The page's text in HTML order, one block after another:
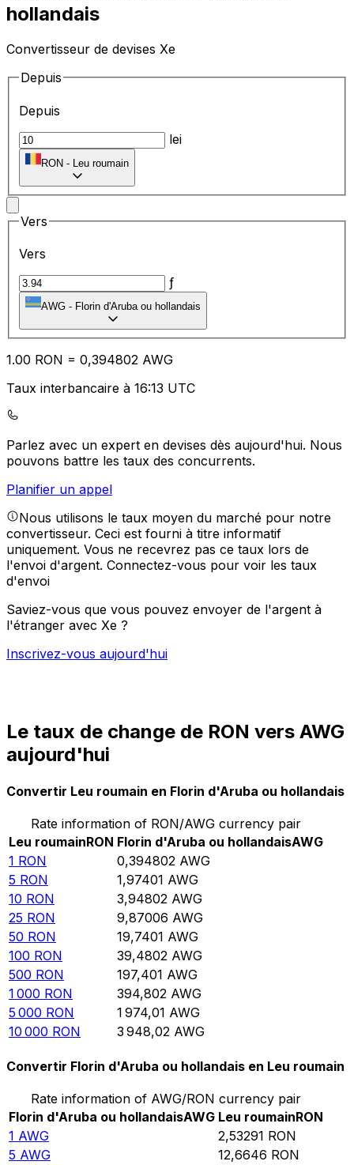
hollandais
Convertisseur de devises Xe
Depuis
Depuis
lei
RON - Leu roumain
Vers
Vers
ƒ
AWG - Florin d'Aruba ou hollandais
1.00 RON = 0,394802 AWG
Taux interbancaire à 16:13 UTC
Parlez avec un expert en devises dès aujourd'hui. Nous
pouvons battre les taux des concurrents.
Planifier un appel
Nous utilisons le taux moyen du marché pour notre
convertisseur. Ceci est fourni à titre informatif
uniquement. Vous ne recevrez pas ce taux lors de
l'envoi d'argent. Connectez-vous pour voir les taux
d'envoi
Saviez-vous que vous pouvez envoyer de l'argent à
l'étranger avec Xe ?
Inscrivez-vous aujourd'hui
Le taux de change de RON vers AWG
aujourd'hui
Convertir Leu roumain en Florin d'Aruba ou hollandais
Rate information of RON/AWG currency pair
Leu roumainRON Florin d'Aruba ou hollandaisAWG
1 RON 0,394802 AWG
5 RON 1,97401 AWG
10 RON 3,94802 AWG
25 RON 9,87006 AWG
50 RON 19,7401 AWG
100 RON 39,4802 AWG
500 RON 197,401 AWG
1 000 RON 394,802 AWG
5 000 RON 1 974,01 AWG
10 000 RON 3 948,02 AWG
Convertir Florin d'Aruba ou hollandais en Leu roumain
Rate information of AWG/RON currency pair
Florin d'Aruba ou hollandaisAWG Leu roumainRON
1 AWG 2,53291 RON
5 AWG 12,6646 RON